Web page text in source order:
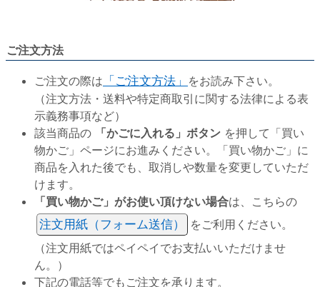
ご注文方法
ご注文の際は 「ご注文方法」 をお読み下さい。
（注文方法・送料や特定商取引に関する法律による表
示義務事項など）
該当商品の
「かごに入れる」ボタン を押して「買い
物かご」ページにお進みください。「買い物かご」に
商品を入れた後でも、取消しや数量を変更していただ
けます。
「買い物かご」がお使い頂けない場合は、こちらの
注文用紙（フォーム送信）
をご利用ください。
（注文用紙ではペイペイでお支払いいただけませ
ん。）
下記の電話等でもご注文を承ります。